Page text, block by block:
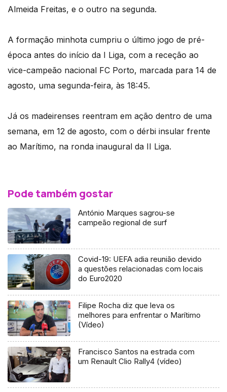
Almeida Freitas, e o outro na segunda.
A formação minhota cumpriu o último jogo de pré-
época antes do início da I Liga, com a receção ao
vice-campeão nacional FC Porto, marcada para 14 de
agosto, uma segunda-feira, às 18:45.
Já os madeirenses reentram em ação dentro de uma
semana, em 12 de agosto, com o dérbi insular frente
ao Marítimo, na ronda inaugural da II Liga.
Pode também gostar
António Marques sagrou-se
campeão regional de surf
Covid-19: UEFA adia reunião devido
a questões relacionadas com locais
do Euro2020
Filipe Rocha diz que leva os
melhores para enfrentar o Marítimo
(Vídeo)
Francisco Santos na estrada com
um Renault Clio Rally4 (vídeo)